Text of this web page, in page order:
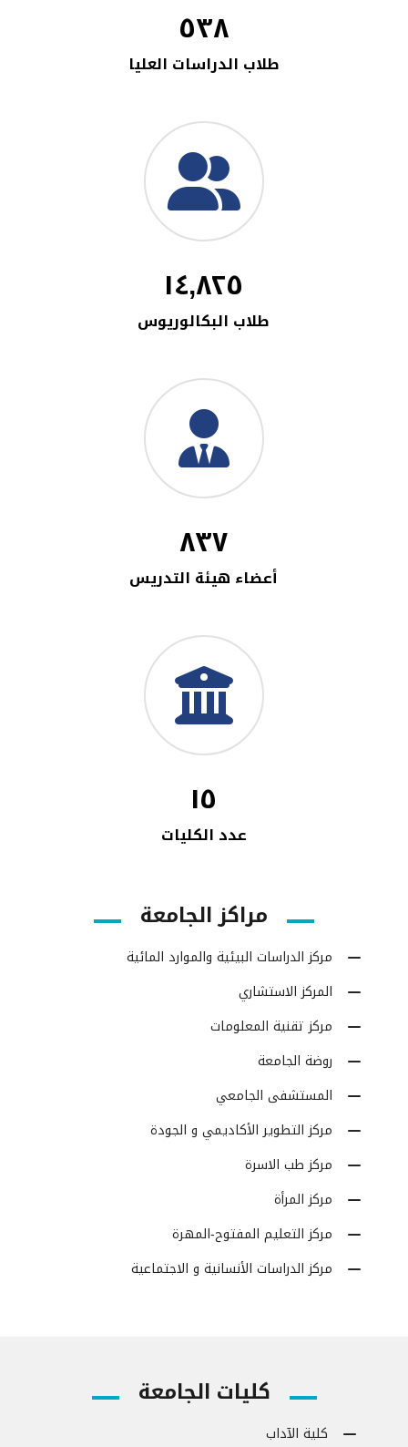
٥٣٨
طلاب الدراسات العليا
١٤,٨٢٥
طلاب البكالوريوس
٨٣٧
أعضاء هيئة التدريس
١٥
عدد الكليات
مراكز الجامعة
مركز الدراسات البيئية والموارد المائية
المركز الاستشاري
مركز تقنية المعلومات
روضة الجامعة
المستشفى الجامعي
مركز التطوير الأكاديمي و الجودة
مركز طب الاسرة
مركز المرأة
مركز التعليم المفتوح-المهرة
مركز الدراسات الأنسانية و الاجتماعية
كليات الجامعة
كلية الآداب